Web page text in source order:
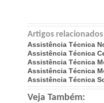
Artigos relacionados
Assistência Técnica
Assistência Técnica
Assistência Técnica
Assistência Técnica
Assistência Técnica
Veja Também: